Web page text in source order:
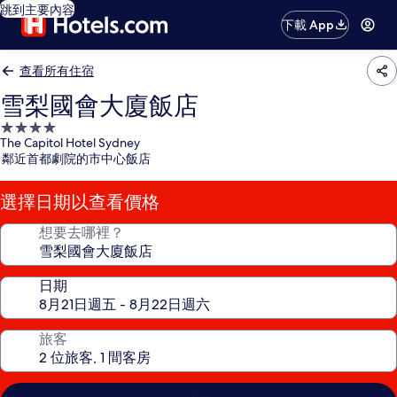
跳到主要內容
下載 App
查看所有住宿
雪梨國會大廈飯店
4.0
星
級
住
宿
The Capitol Hotel Sydney
鄰近首都劇院的市中心飯店
選擇日期以查看價格
想要去哪裡？
日期
旅客